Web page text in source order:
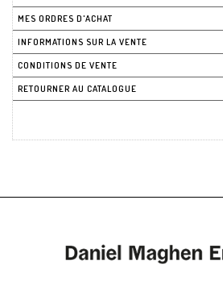
MES ORDRES D'ACHAT
INFORMATIONS SUR LA VENTE
CONDITIONS DE VENTE
RETOURNER AU CATALOGUE